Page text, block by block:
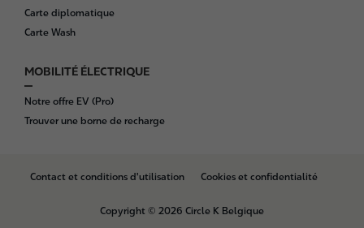
Carte diplomatique
Carte Wash
MOBILITÉ ÉLECTRIQUE
Notre offre EV (Pro)
Trouver une borne de recharge
B
Contact et conditions d'utilisation Cookies et confidentialité
Copyright © 2026 Circle K Belgique